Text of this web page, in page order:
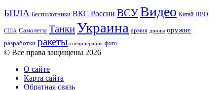
БПЛА Беспилотники ВКС России ВСУВидео Китай ПВО
США Самолеты Танки Украина армия дроны оружие
разработки ракеты спецоперация фото
© Все права защищены 2026
О сайте
Карта сайта
Обратная связь